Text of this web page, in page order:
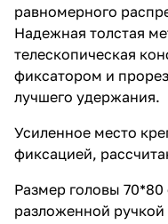
нагрузки. Размер головы
см, общая длина подсака с
разложенной ручкой 262
равномерного
Надежная толстая
телескопическая
фиксатором и
лучшего удержания.
Усиленное место
фиксацией,
Размер головы
разложенной ручкой